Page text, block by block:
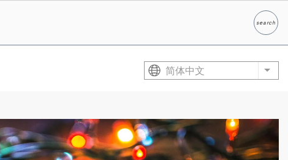
searchSearch
简体中文 List